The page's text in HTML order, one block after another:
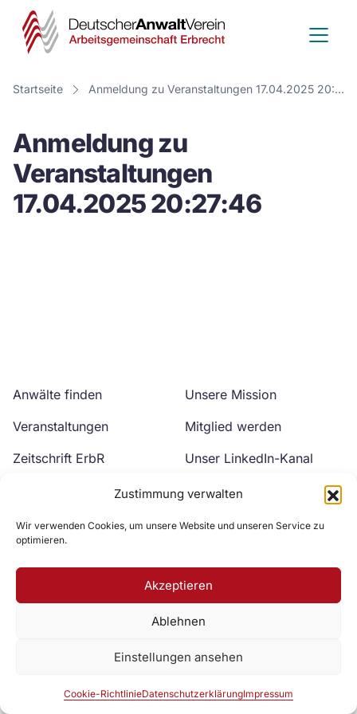
Zustimmung verwalten
Wir verwenden Cookies, um unsere Website und unseren Service zu
optimieren.
Akzeptieren
Ablehnen
Einstellungen ansehen
Cookie-RichtlinieDatenschutzerklärungImpressum
Deutscher
Anwalt
Verein
Startseite Anmeldung zu Veranstaltungen 17.04.2025 20:27:46
Anmeldung zu
Veranstaltungen
17.04.2025 20:27:46
Anwälte finden
Veranstaltungen
Zeitschrift ErbR
Unsere Mission
Mitglied werden
Unser LinkedIn-Kanal
Unser YouTube-Kanal
Zur DAV Webseite